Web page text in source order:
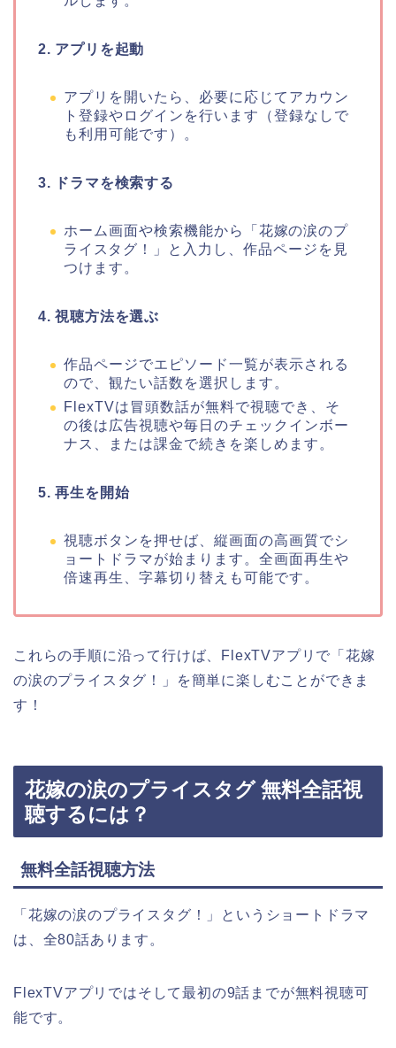
2. アプリを起動
アプリを開いたら、必要に応じてアカウン
ト登録やログインを行います（登録なしで
も利用可能です）。
3. ドラマを検索する
ホーム画面や検索機能から
「花嫁の涙のプ
ライスタグ！」
と入力し、作品ページを見
つけます。
4. 視聴方法を選ぶ
作品ページでエピソード一覧が表示される
ので、観たい話数を選択します。
FlexTVは冒頭数話が無料で視聴でき、そ
の後は広告視聴や毎日のチェックインボー
ナス、または課金で続きを楽しめます。
5. 再生を開始
視聴ボタンを押せば、縦画面の高画質でシ
ョートドラマが始まります。全画面再生や
倍速再生、字幕切り替えも可能です。
これらの手順に沿って行けば、FlexTVアプリで 「花嫁
の涙のプライスタグ！」
を簡単に楽しむことができま
す！
花嫁の涙のプライスタグ 無料全話視
聴するには？
無料全話視聴方法
「花嫁の涙のプライスタグ！」
というショートドラマ
は、全80話あります。
FlexTVアプリではそして最初の9話までが無料視聴可
能です。